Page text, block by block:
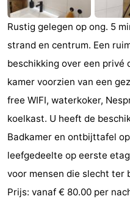
Monumenten
-
Kerken
-
Vuurtorens
-
Uitkijkpunten
Attracties
Speeltuinen
-
Binnenspeeltuinen
Rustig gelegen op ong. 5
strand en centrum. Een
beschikking over een privé
kamer voorzien van een
free WIFI, waterkoker,
koelkast. U heeft de
Badkamer en ontbijttafel
leefgedeelte op eerste
voor mensen die slecht ter
Prijs: vanaf € 80.00 per